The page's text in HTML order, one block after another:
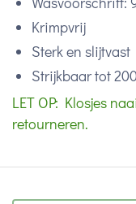
Krimpvrij
Sterk en slijtvast
Strijkbaar tot
LET OP: Klosjes
retourneren.